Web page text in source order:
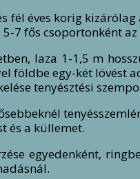
fél éves korig
7 fős csoportonként
laza 1-1,5 m
földbe egy-két lövést
tenyésztési
és a küllemet.
egyedenként,